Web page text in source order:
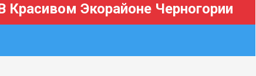
Экорайоне Черногории